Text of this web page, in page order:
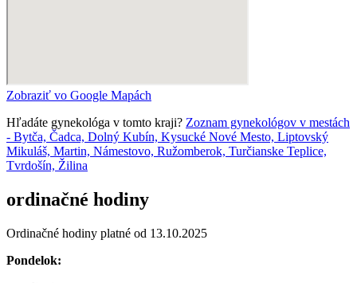
Zobraziť vo Google Mapách
Hľadáte gynekológa v tomto kraji? Zoznam gynekológov v mestách
- Bytča, Čadca, Dolný Kubín, Kysucké Nové Mesto, Liptovský
Mikuláš, Martin, Námestovo, Ružomberok, Turčianske Teplice,
Tvrdošín, Žilina
ordinačné hodiny
Ordinačné hodiny platné od 13.10.2025
Pondelok: